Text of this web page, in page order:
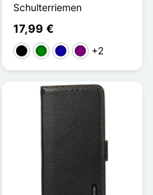
Schulterriemen
17,99 €
Schwarz
GrünDunkelblau
Violett
+2